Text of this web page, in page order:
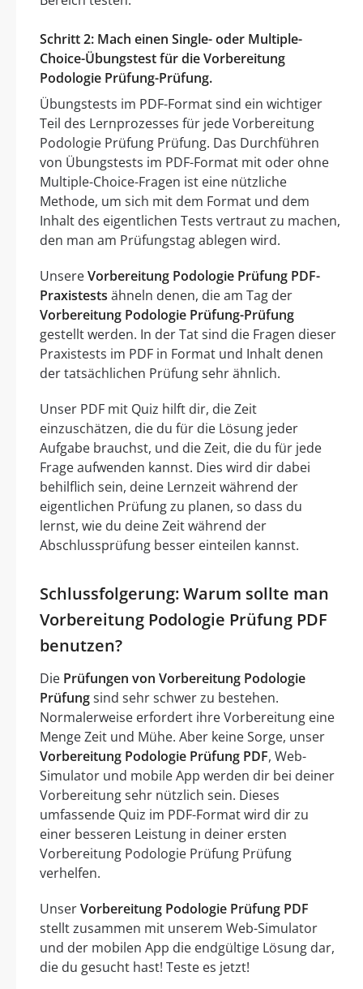
Schritt 2: Mach einen Single- oder Multiple-
Choice-Übungstest für die Vorbereitung
Podologie Prüfung-Prüfung.
Übungstests im PDF-Format sind ein wichtiger
Teil des Lernprozesses für jede Vorbereitung
Podologie Prüfung Prüfung. Das Durchführen
von Übungstests im PDF-Format mit oder ohne
Multiple-Choice-Fragen ist eine nützliche
Methode, um sich mit dem Format und dem
Inhalt des eigentlichen Tests vertraut zu machen,
den man am Prüfungstag ablegen wird.
UnsereVorbereitung Podologie Prüfung PDF-
Praxistests ähneln denen, die am Tag der
Vorbereitung Podologie Prüfung-Prüfung
gestellt werden. In der Tat sind die Fragen dieser
Praxistests im PDF in Format und Inhalt denen
der tatsächlichen Prüfung sehr ähnlich.
Unser PDF mit Quiz hilft dir, die Zeit
einzuschätzen, die du für die Lösung jeder
Aufgabe brauchst, und die Zeit, die du für jede
Frage aufwenden kannst. Dies wird dir dabei
behilflich sein, deine Lernzeit während der
eigentlichen Prüfung zu planen, so dass du
lernst, wie du deine Zeit während der
Abschlussprüfung besser einteilen kannst.
Schlussfolgerung: Warum sollte man
Vorbereitung Podologie Prüfung PDF
benutzen?
Die Prüfungen von Vorbereitung Podologie
Prüfungsind sehr schwer zu bestehen.
Normalerweise erfordert ihre Vorbereitung eine
Menge Zeit und Mühe. Aber keine Sorge, unser
Vorbereitung Podologie Prüfung PDF, Web-
Simulator und mobile App werden dir bei deiner
Vorbereitung sehr nützlich sein. Dieses
umfassende Quiz im PDF-Format wird dir zu
einer besseren Leistung in deiner ersten
Vorbereitung Podologie Prüfung Prüfung
verhelfen.
UnserVorbereitung Podologie Prüfung PDF
stellt zusammen mit unserem Web-Simulator
und der mobilen App die endgültige Lösung dar,
die du gesucht hast! Teste es jetzt!